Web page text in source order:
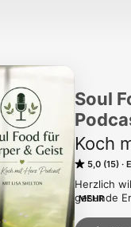
Soul
Koch
5,0 (15)
Herzlich
gesunde
MEHR